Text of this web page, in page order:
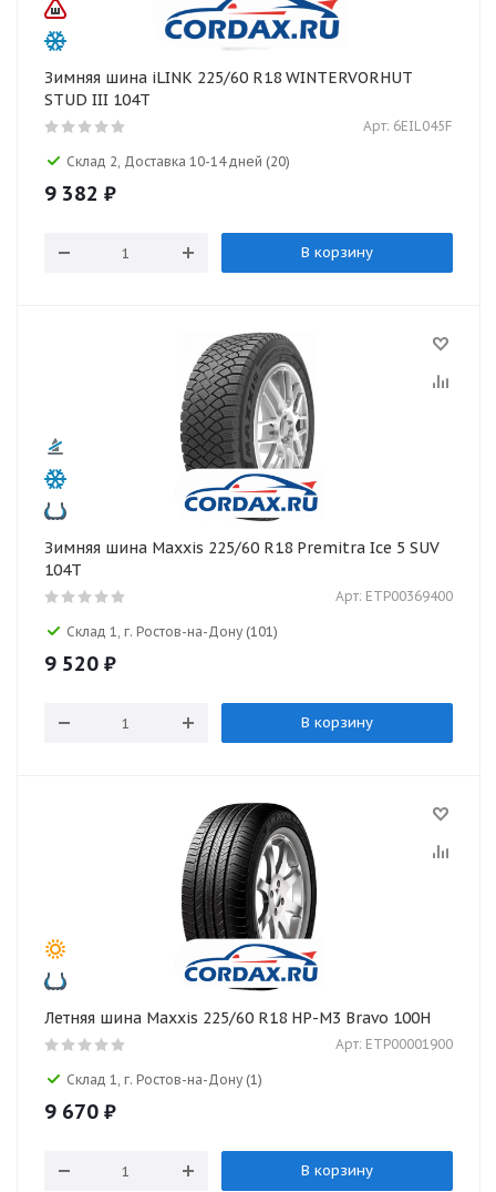
Зимняя шина iLINK 225/60 R18 WINTERVORHUT
STUD III 104T
Арт: 6EIL045F
Склад 2, Доставка 10-14 дней (20)
9 382 ₽
В корзину
Зимняя шина Maxxis 225/60 R18 Premitra Ice 5 SUV
104T
Арт: ETP00369400
Склад 1, г. Ростов-на-Дону (101)
9 520 ₽
В корзину
Летняя шина Maxxis 225/60 R18 HP-M3 Bravo 100H
Арт: ETP00001900
Склад 1, г. Ростов-на-Дону (1)
9 670 ₽
В корзину